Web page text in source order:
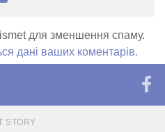
для зменшення спаму.
дані ваших коментарів.
STORY